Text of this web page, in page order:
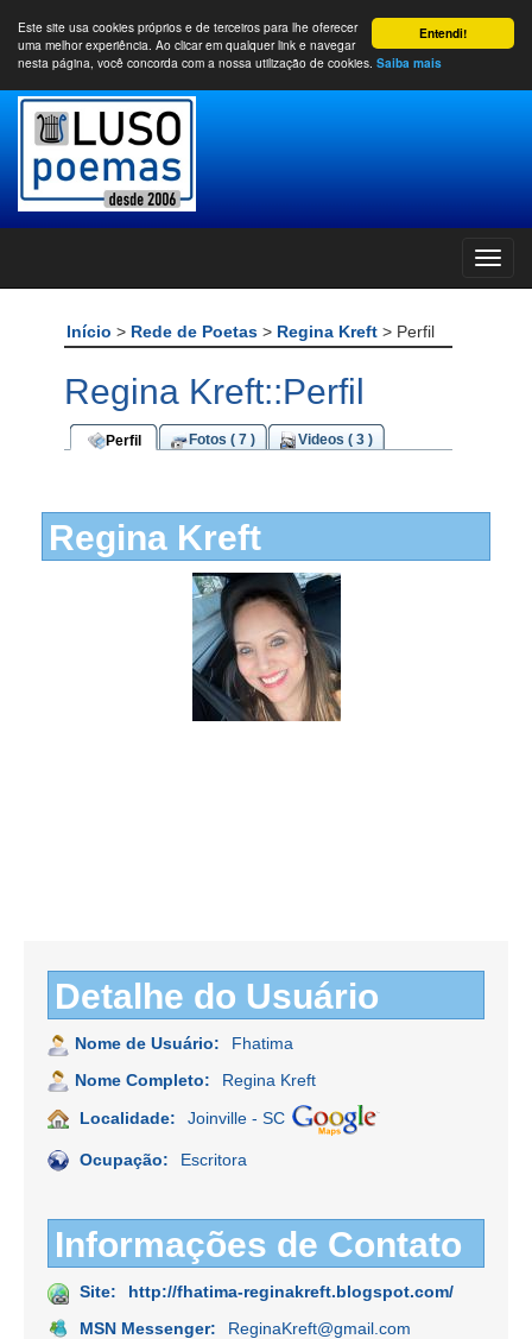
Entendi!
Este site usa cookies próprios e de terceiros para lhe oferecer
uma melhor experiência. Ao clicar em qualquer link e navegar
nesta página, você concorda com a nossa utilização de cookies. Saiba mais
Início > Rede de Poetas > Regina Kreft > Perfil
Regina Kreft::Perfil
Perfil Fotos ( 7 ) Videos ( 3 )
Regina Kreft
Detalhe do Usuário
Nome de Usuário:
Fhatima
Nome Completo:
Regina Kreft
Localidade: Joinville - SC
Ocupação: Escritora
Informações de Contato
Site:
http://fhatima-reginakreft.blogspot.com/
MSN Messenger:
ReginaKreft@gmail.com